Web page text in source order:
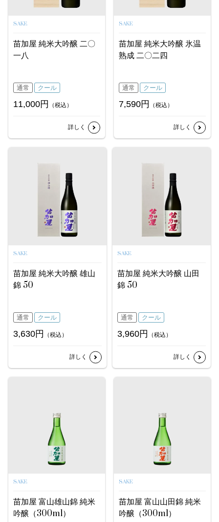
SAKE
苗加屋 純米大吟醸 二〇
一八
通常 クール
11,000円 （税込）
詳しく
SAKE
苗加屋 純米大吟醸 氷温
熟成 二〇二四
通常 クール
7,590円 （税込）
詳しく
SAKE
苗加屋 純米大吟醸 雄山
錦 50
通常 クール
3,630円 （税込）
詳しく
SAKE
苗加屋 純米大吟醸 山田
錦 50
通常 クール
3,960円 （税込）
詳しく
SAKE
苗加屋 富山雄山錦 純米
吟醸（300ml）
SAKE
苗加屋 富山山田錦 純米
吟醸（300ml）